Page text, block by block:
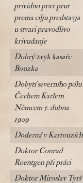
prividno prav prut
prema cilju predstavja
u stvari pravodlivo
krivudanje
Dobrý zvyk kasaře
Bouzka
Dobytí severního pólu
Čechem Karlem
Němcem 5. dubna
1909
Doderná v Kartouzích
Doktor Conrad
Roentgen při práci
Doktor Miroslav Tyrš